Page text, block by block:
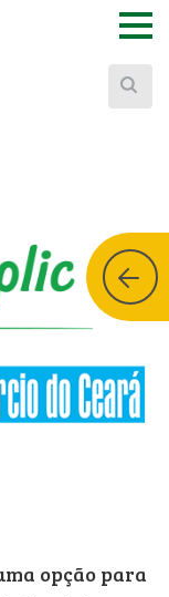
opção para
Buscar: